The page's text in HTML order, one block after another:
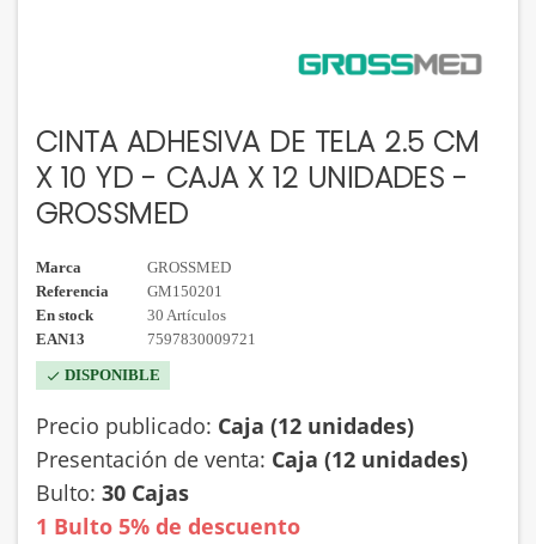
CINTA ADHESIVA DE TELA 2.5 CM
X 10 YD - CAJA X 12 UNIDADES -
GROSSMED
Marca
GROSSMED
Referencia
GM150201
En stock
30 Artículos
EAN13
7597830009721
check DISPONIBLE
Precio publicado: Caja (12 unidades)
Presentación de venta: Caja (12 unidades)
Bulto: 30 Cajas
1 Bulto 5% de descuento